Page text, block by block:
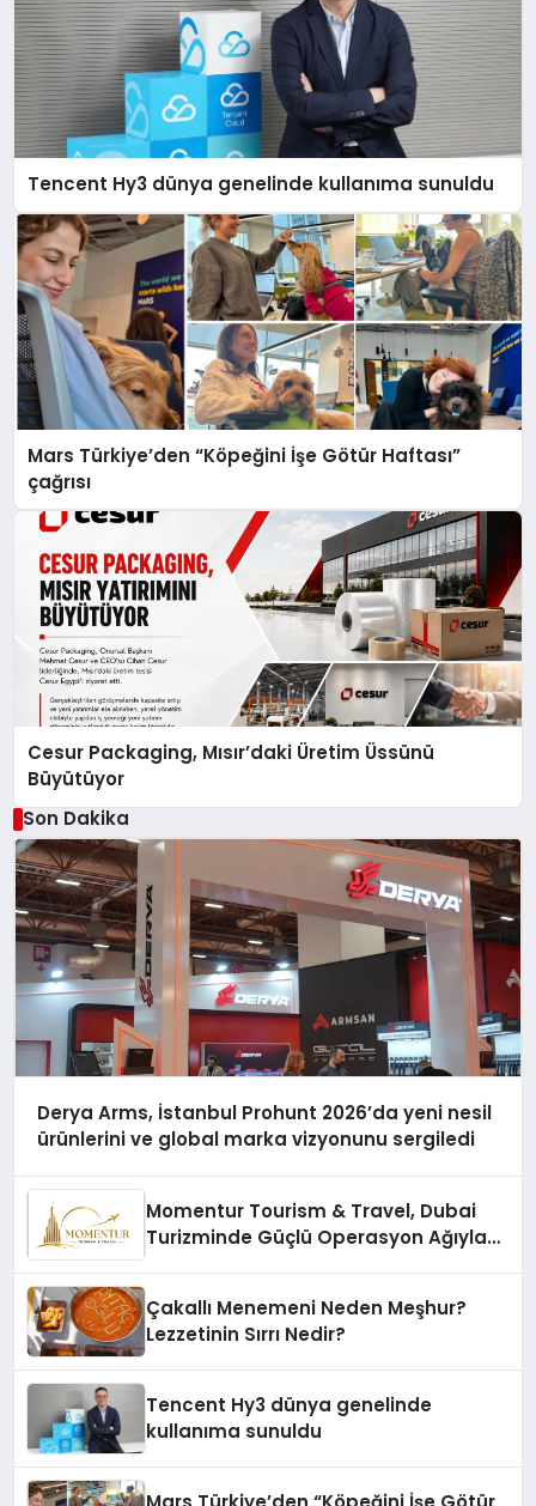
Tencent Hy3 dünya genelinde kullanıma sunuldu
Mars Türkiye’den “Köpeğini İşe Götür Haftası”
çağrısı
Cesur Packaging, Mısır’daki Üretim Üssünü
Büyütüyor
Son Dakika
Derya Arms, İstanbul Prohunt 2026’da yeni nesil
ürünlerini ve global marka vizyonunu sergiledi
Momentur Tourism & Travel, Dubai
Turizminde Güçlü Operasyon Ağıyla
Çakallı Menemeni Neden Meşhur?
Lezzetinin Sırrı Nedir?
Tencent Hy3 dünya genelinde
kullanıma sunuldu